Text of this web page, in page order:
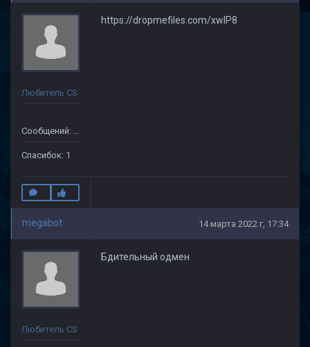
Любитель CS
Сообщений: 33
Спасибок: 1
https://dropmefiles.com/xwIP8
megabot 14 марта 2022 г, 17:34
Любитель CS
Бдительный одмен